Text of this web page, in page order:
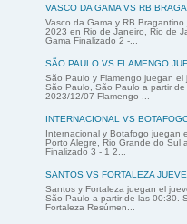
VASCO DA GAMA VS RB
Vasco da Gama y RB
2023 en Rio de Janeiro, Rio de
Gama Finalizado 2 -...
SÃO PAULO VS FLAMENGO
São Paulo y Flamengo juegan
São Paulo, São Paulo a partir
2023/12/07 Flamengo ...
INTERNACIONAL VS
Internacional y Botafogo juegan
Porto Alegre, Rio Grande do Sul
Finalizado 3 - 1 2...
SANTOS VS FORTALEZA
Santos y Fortaleza juegan el
São Paulo a partir de las 00:30.
Fortaleza Resúmen...